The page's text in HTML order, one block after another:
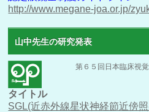
http://www.megane-joa.or.jp/
山中先生の研究発表
第６５回日本臨床視
タイトル
SGL(近赤外線星状神経節近傍